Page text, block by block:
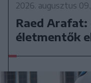
2026. augusztus
Raed
életmentők